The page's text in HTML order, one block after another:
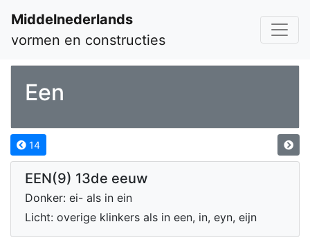
Middelnederlands
vormen en constructies
Een
14
EEN(9) 13de eeuw
Donker: ei- als in ein
Licht: overige klinkers als in een, in, eyn, eijn